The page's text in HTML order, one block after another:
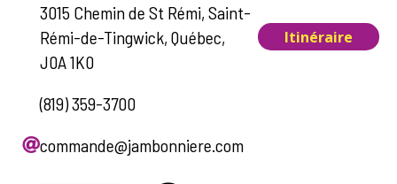
3015 Chemin de St Rémi, Saint-
Rémi-de-Tingwick, Québec,
J0A 1K0
Itinéraire
(819) 359-3700
commande@jambonniere.com